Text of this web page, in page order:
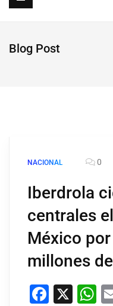
Blog Post
NACIONAL 0
Iberdrola
centrales
México
millones
X